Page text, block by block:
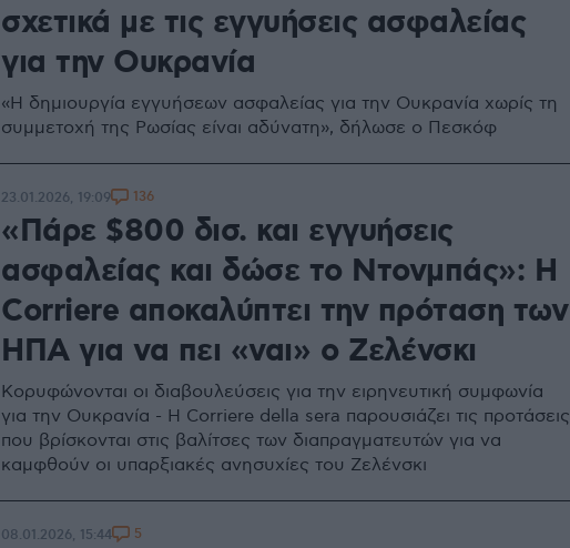
σχετικά με τις εγγυήσεις ασφαλείας
για την Ουκρανία
«Η δημιουργία εγγυήσεων ασφαλείας για την Ουκρανία χωρίς τη
συμμετοχή της Ρωσίας είναι αδύνατη», δήλωσε ο Πεσκόφ
«Πάρε $800 δισ. και εγγυήσεις
ασφαλείας και δώσε το Ντονμπάς»: Η
Corriere αποκαλύπτει την πρόταση των
ΗΠΑ για να πει «ναι» ο Ζελένσκι
Κορυφώνονται οι διαβουλεύσεις για την ειρηνευτική συμφωνία
για την Ουκρανία - Η Corriere della sera παρουσιάζει τις προτάσεις
που βρίσκονται στις βαλίτσες των διαπραγματευτών για να
καμφθούν οι υπαρξιακές ανησυχίες του Ζελένσκι
23.01.2026, 19:09 136
08.01.2026, 15:44 5